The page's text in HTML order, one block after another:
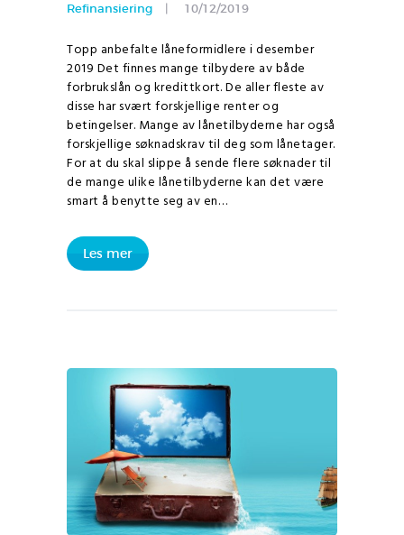
Refinansiering
10/12/2019
Topp anbefalte låneformidlere i desember
2019 Det finnes mange tilbydere av både
forbrukslån og kredittkort. De aller fleste av
disse har svært forskjellige renter og
betingelser. Mange av lånetilbyderne har også
forskjellige søknadskrav til deg som lånetager.
For at du skal slippe å sende flere søknader til
de mange ulike lånetilbyderne kan det være
smart å benytte seg av en…
Les mer